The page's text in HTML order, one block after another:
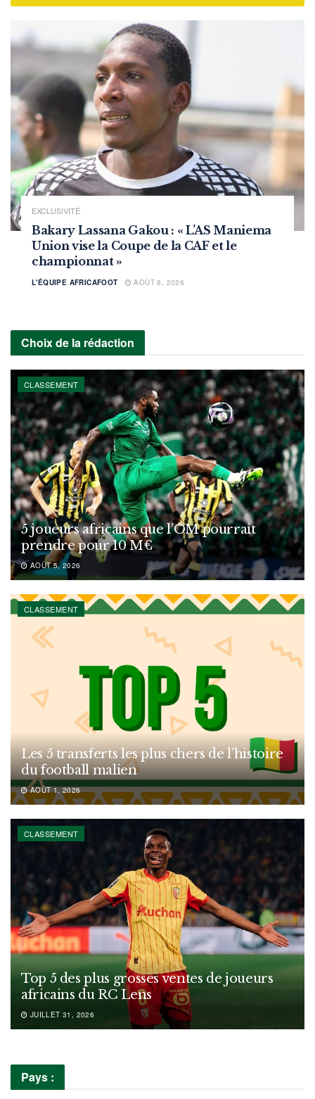
EXCLUSIVITÉ
Bakary Lassana Gakou : « L’AS Maniema
Union vise la Coupe de la CAF et le
championnat »
L'ÉQUIPE AFRICAFOOT AOÛT 8, 2026
Choix de la rédaction
CLASSEMENT
5 joueurs africains que l’OM pourrait
prendre pour 10 M€
AOÛT 5, 2026
CLASSEMENT
Les 5 transferts les plus chers de l’histoire
du football malien
AOÛT 1, 2026
CLASSEMENT
Top 5 des plus grosses ventes de joueurs
africains du RC Lens
JUILLET 31, 2026
Pays :